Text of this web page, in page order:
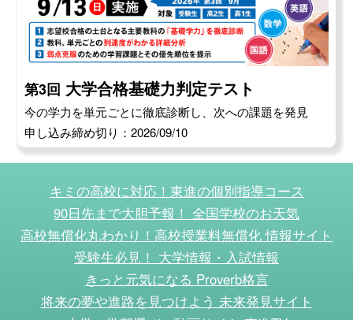
第3回 大学合格基礎力判定テスト
今の学力を単元ごとに徹底診断し、次への課題を発見
申し込み締め切り：2026/09/10
キミの高校に対応！東進の個別指導コース
90日先まで大胆予報！ 全国学校のお天気
高校無償化丸わかり！高校授業料無償化 情報サイト
受験生必見！ 大学情報・入試情報
きっと元気になる Proverb格言
将来の夢や進路を見つけよう 未来発見サイト